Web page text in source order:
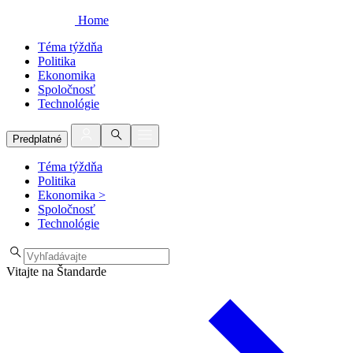
Home
Téma týždňa
Politika
Ekonomika
Spoločnosť
Technológie
Predplatné
Téma týždňa
Politika
Ekonomika >
Spoločnosť
Technológie
Vitajte na Štandarde